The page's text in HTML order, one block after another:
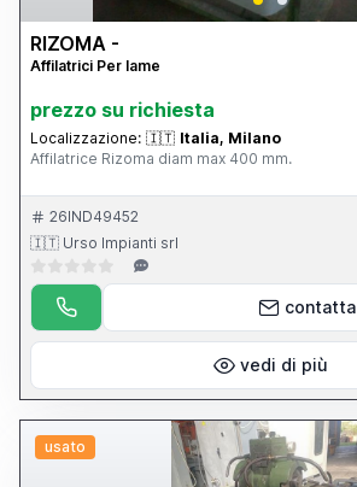
RIZOMA -
Affilatrici Per lame
prezzo su richiesta
Localizzazione: 🇮🇹 Italia, Milano
Affilatrice Rizoma diam max 400 mm.
26IND49452
🇮🇹 Urso Impianti srl
contatta
vedi di più
usato